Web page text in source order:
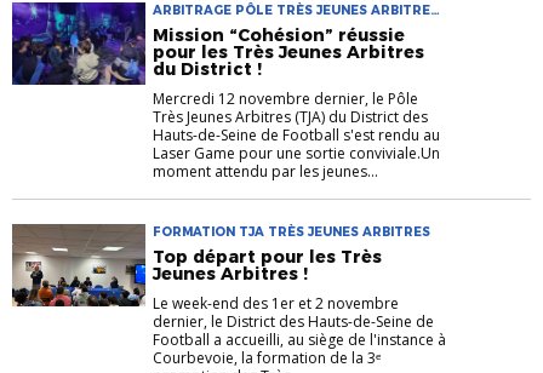
ARBITRAGE PÔLE TRÈS JEUNES ARBITRES
SAISON 2025-2026 TJA
Mission “Cohésion” réussie
pour les Très Jeunes Arbitres
du District !
Mercredi 12 novembre dernier, le Pôle
Très Jeunes Arbitres (TJA) du District des
Hauts-de-Seine de Football s'est rendu au
Laser Game pour une sortie conviviale.Un
moment attendu par les jeunes...
FORMATION TJA TRÈS JEUNES ARBITRES
Top départ pour les Très
Jeunes Arbitres !
Le week-end des 1er et 2 novembre
dernier, le District des Hauts-de-Seine de
Football a accueilli, au siège de l'instance à
Courbevoie, la formation de la 3ᵉ